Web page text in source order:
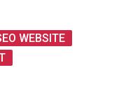
WEBSITE